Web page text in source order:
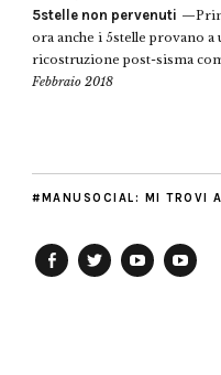
5stelle non pervenuti
ora anche i 5stelle provano a
ricostruzione post-sisma
Febbraio 2018
#MANUSOCIAL: MI TROVI